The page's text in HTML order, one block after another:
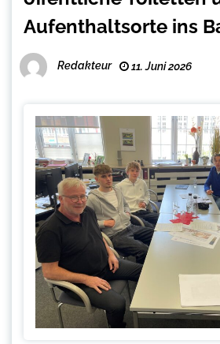
Aufenthaltsorte ins
Redakteur 11. Juni 2026